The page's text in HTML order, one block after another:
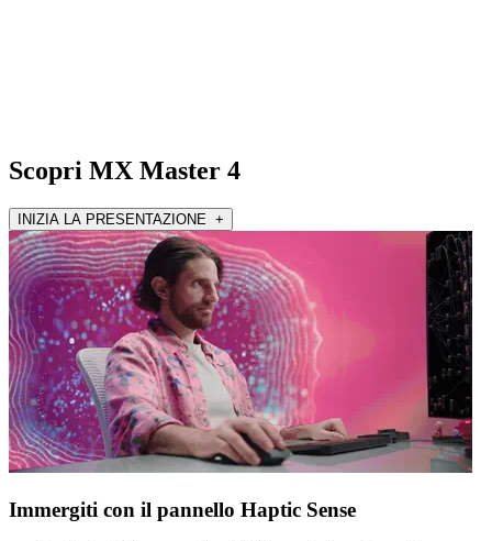
Scopri MX Master 4
INIZIA LA PRESENTAZIONE +
Immergiti con il pannello Haptic Sense